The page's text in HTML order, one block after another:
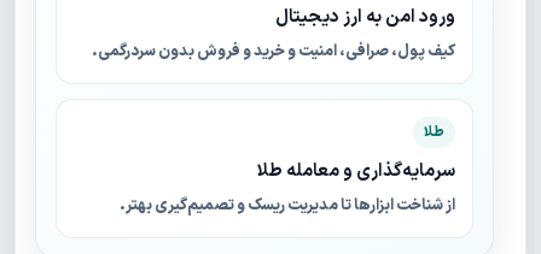
ورود امن به ارز دیجیتال
کیف پول، صرافی، امنیت و خرید و فروش بدون سردرگمی.
طلا
سرمایه‌گذاری و معامله طلا
از شناخت ابزارها تا مدیریت ریسک و تصمیم‌گیری بهتر.